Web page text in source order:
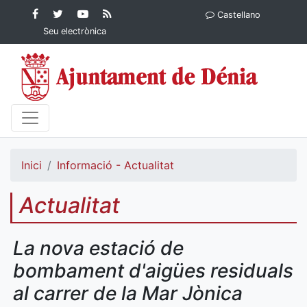
Contingut principalFacebook
Ajuntament de Dénia
Twitter
Ajuntament de
Dénia
YouTube
Ajuntament
de Dénia
Ajuntament
Seu electrònica
Castellano
Inici Informació - Actualitat
Actualitat
La nova estació de
bombament d'aigües residuals
al carrer de la Mar Jònica